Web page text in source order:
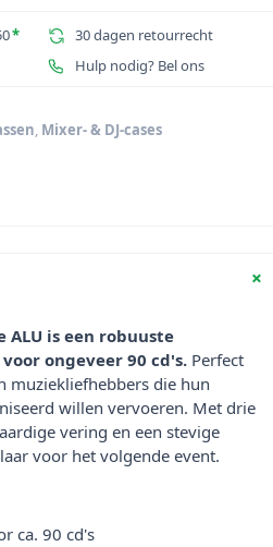
*
30 dagen retourrecht
Hulp nodig? Bel ons
, Mixer- & DJ-cases
+
ALU is een robuuste
ongeveer 90 cd's. Perfect
muziekliefhebbers die hun
willen vervoeren. Met drie
vering en een stevige
voor het volgende event.
ca. 90 cd's